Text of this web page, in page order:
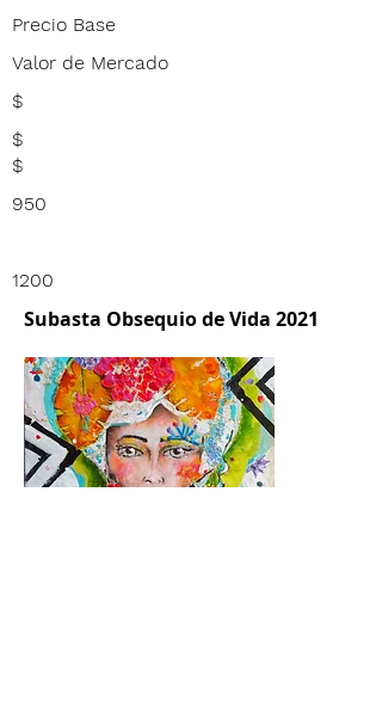
Precio Base
Valor de Mercado
$
$
$
950
1200
Subasta Obsequio de Vida 2021